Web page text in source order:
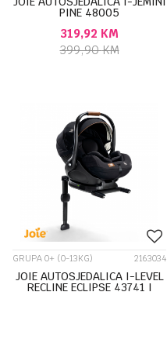
PINE 48005
319,92 KM
399,90KM
GRUPA 0+ (0-13KG) 2163034
JOIE AUTOSJEDALICA I-LEVEL
RECLINE ECLIPSE 43741 I